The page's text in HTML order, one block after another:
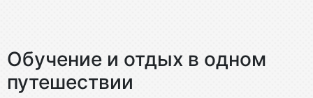
Обучение и отдых в одном
путешествии